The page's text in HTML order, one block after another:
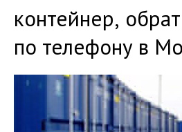
контейнер,
по телефону в